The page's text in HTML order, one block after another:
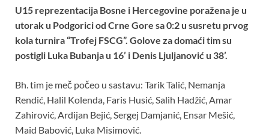
U15 reprezentacija Bosne i Hercegovine poražena je u
utorak u Podgorici od Crne Gore sa 0:2 u susretu prvog
kola turnira “Trofej FSCG”. Golove za domaći tim su
postigli Luka Bubanja u 16’ i Denis Ljuljanović u 38’.
Bh. tim je meč počeo u sastavu: Tarik Talić, Nemanja
Rendić, Halil Kolenda, Faris Husić, Salih Hadžić, Amar
Zahirović, Ardijan Bejić, Sergej Damjanić, Ensar Mešić,
Maid Babović, Luka Misimović.